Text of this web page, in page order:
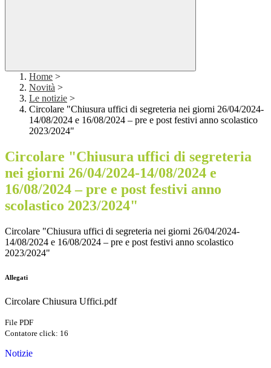
Home >
Novità >
Le notizie >
Circolare "Chiusura uffici di segreteria nei giorni 26/04/2024-
14/08/2024 e 16/08/2024 – pre e post festivi anno scolastico
2023/2024"
Circolare "Chiusura uffici di segreteria
nei giorni 26/04/2024-14/08/2024 e
16/08/2024 – pre e post festivi anno
scolastico 2023/2024"
Circolare "Chiusura uffici di segreteria nei giorni 26/04/2024-
14/08/2024 e 16/08/2024 – pre e post festivi anno scolastico
2023/2024"
Allegati
Circolare Chiusura Uffici.pdf
File PDF
Contatore click: 16
Notizie